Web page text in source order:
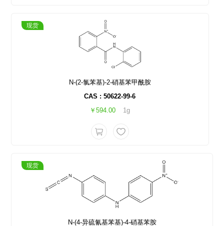
现货
N-(2-氯苯基)-2-硝基苯甲酰胺
CAS : 50622-99-6
￥594.00
1g
现货
N-(4-异硫氰基苯基)-4-硝基苯胺